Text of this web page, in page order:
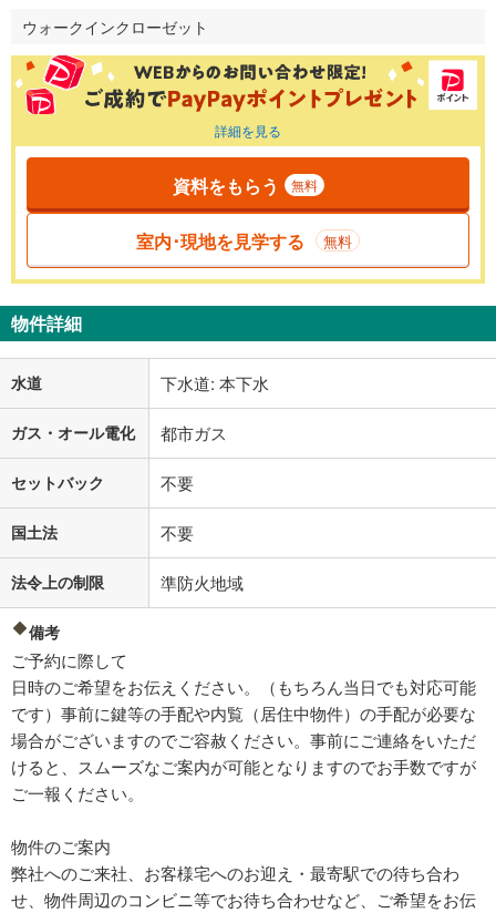
ウォークインクローゼット
詳細を見る
資料をもらう 無料
室内･現地を見学する 無料
物件詳細
水道 下水道: 本下水
ガス・オール電化 都市ガス
セットバック 不要
国土法 不要
法令上の制限 準防火地域
備考
ご予約に際して
日時のご希望をお伝えください。（もちろん当日でも対応可能
です）事前に鍵等の手配や内覧（居住中物件）の手配が必要な
場合がございますのでご容赦ください。事前にご連絡をいただ
けると、スムーズなご案内が可能となりますのでお手数ですが
ご一報ください。
物件のご案内
弊社へのご来社、お客様宅へのお迎え・最寄駅での待ち合わ
せ、物件周辺のコンビニ等でお待ち合わせなど、ご希望をお伝